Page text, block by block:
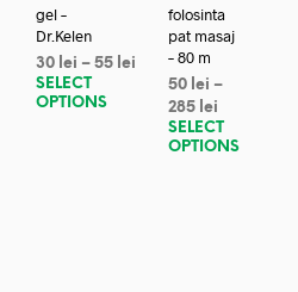
gel –
Dr.Kelen
30 lei – 55 lei
SELECT
OPTIONS
folosinta
pat masaj
– 80 m
50 lei –
285 lei
SELECT
OPTIONS